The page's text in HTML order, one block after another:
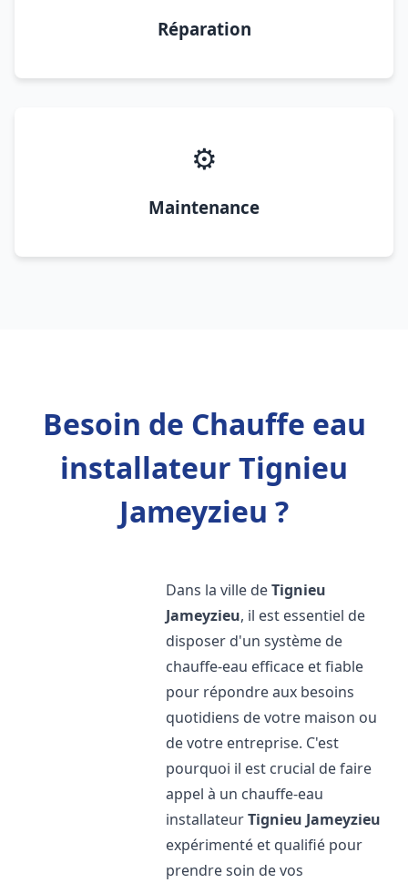
Réparation
⚙️
Maintenance
Besoin de Chauffe eau
installateur Tignieu
Jameyzieu ?
Dans la ville deTignieu
Jameyzieu, il est essentiel de
disposer d'un système de
chauffe-eau efficace et fiable
pour répondre aux besoins
quotidiens de votre maison ou
de votre entreprise. C'est
pourquoi il est crucial de faire
appel à un chauffe-eau
installateurTignieu Jameyzieu
expérimenté et qualifié pour
prendre soin de vos